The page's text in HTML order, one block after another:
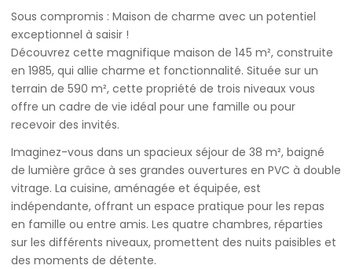
Sous compromis : Maison de charme avec un potentiel
exceptionnel à saisir !
Découvrez cette magnifique maison de 145 m², construite
en 1985, qui allie charme et fonctionnalité. Située sur un
terrain de 590 m², cette propriété de trois niveaux vous
offre un cadre de vie idéal pour une famille ou pour
recevoir des invités.
Imaginez-vous dans un spacieux séjour de 38 m², baigné
de lumière grâce à ses grandes ouvertures en PVC à double
vitrage. La cuisine, aménagée et équipée, est
indépendante, offrant un espace pratique pour les repas
en famille ou entre amis. Les quatre chambres, réparties
sur les différents niveaux, promettent des nuits paisibles et
des moments de détente.